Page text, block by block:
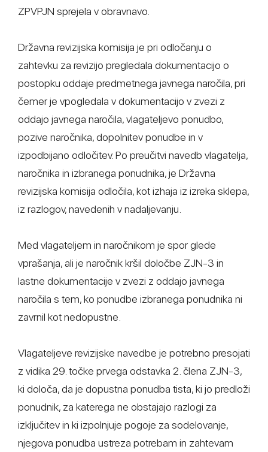
ZPVPJN sprejela v obravnavo.
Državna revizijska komisija je pri odločanju o
zahtevku za revizijo pregledala dokumentacijo o
postopku oddaje predmetnega javnega naročila, pri
čemer je vpogledala v dokumentacijo v zvezi z
oddajo javnega naročila, vlagateljevo ponudbo,
pozive naročnika, dopolnitev ponudbe in v
izpodbijano odločitev. Po preučitvi navedb vlagatelja,
naročnika in izbranega ponudnika, je Državna
revizijska komisija odločila, kot izhaja iz izreka sklepa,
iz razlogov, navedenih v nadaljevanju.
Med vlagateljem in naročnikom je spor glede
vprašanja, ali je naročnik kršil določbe ZJN-3 in
lastne dokumentacije v zvezi z oddajo javnega
naročila s tem, ko ponudbe izbranega ponudnika ni
zavrnil kot nedopustne.
Vlagateljeve revizijske navedbe je potrebno presojati
z vidika 29. točke prvega odstavka 2. člena ZJN-3,
ki določa, da je dopustna ponudba tista, ki jo predloži
ponudnik, za katerega ne obstajajo razlogi za
izključitev in ki izpolnjuje pogoje za sodelovanje,
njegova ponudba ustreza potrebam in zahtevam